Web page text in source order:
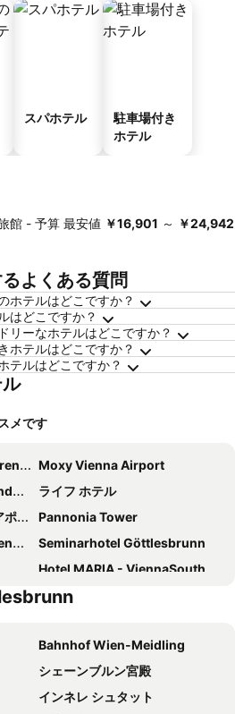
スパホテル
駐車場付き
ホテル
館 - 予算 最安値 ‎￥16,901 ～ ‎￥24,942
よくある質問
ホテルはどこですか？
はどこですか？
リーなホテルはどこですか？
ホテルはどこですか？
テルはどこですか？
メです
Moxy Vienna Airport
ライフ ホテル
ト
Pannonia Tower
Seminarhotel Göttlesbrunn
Hotel MARIA - ViennaSouth
Gasthaus Paus
Bahnhof Wien-Meidling
シェーンブルン宮殿
インネレ シュタット